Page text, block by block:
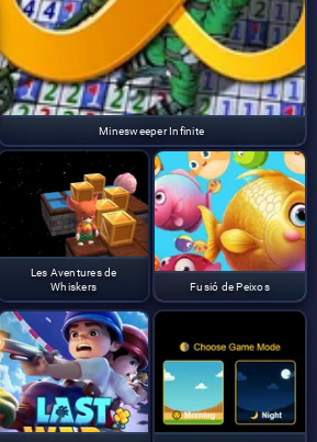
Minesweeper Infinite
Les Aventures de
Whiskers
Fusió de Peixos